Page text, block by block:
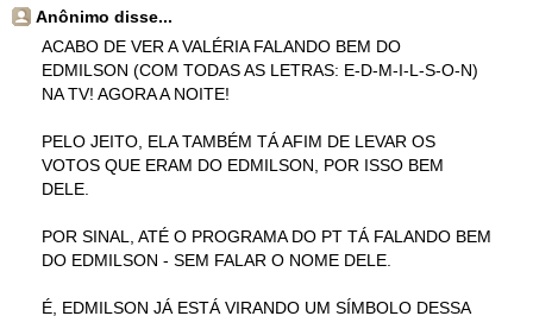
Anônimo disse...
ACABO DE VER A VALÉRIA FALANDO BEM DO
EDMILSON (COM TODAS AS LETRAS: E-D-M-I-L-S-O-N)
NA TV! AGORA A NOITE!
PELO JEITO, ELA TAMBÉM TÁ AFIM DE LEVAR OS
VOTOS QUE ERAM DO EDMILSON, POR ISSO BEM
DELE.
POR SINAL, ATÉ O PROGRAMA DO PT TÁ FALANDO BEM
DO EDMILSON - SEM FALAR O NOME DELE.
É, EDMILSON JÁ ESTÁ VIRANDO UM SÍMBOLO DESSA